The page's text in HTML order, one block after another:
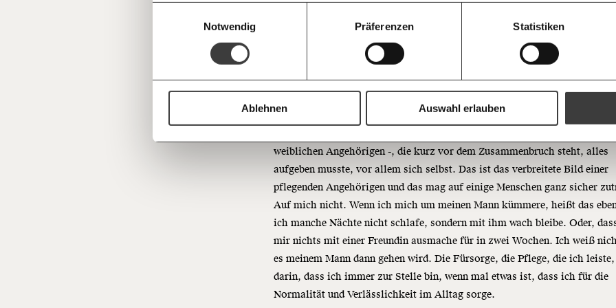
Notwendig
Präferenzen Statistiken
Ablehnen Auswahl erlauben
Die Gute
Newsletter zu erhalten. Mehr
Datenschutz.
Anmelden
100€
Ich möchte
PDF-Format,
Weiter
Bluesky
kümmern, die ich liebe. Von meinem Umfeld bekomme ich aber meistens
negative Reaktionen. Ein Bekannter hat mir gesagt, was ich tue, sei zutiefst
antifeministisch. Die einen sind mitleidig, als hätte mich jemand dazu
gezwungen. Andere meinen, das sei ja eh keine Arbeit. Für ehrenamtliche
Projekte darf die ganze verfügbare Zeit verwendet werden, nicht jedoch
Betreuung eines Angehörigen.
weiblichen Angehörigen -, die kurz vor dem Zusammenbruch steht, alles
aufgeben musste, vor allem sich selbst. Das ist das verbreitete Bild einer
pflegenden Angehörigen und das mag auf einige Menschen ganz sicher
Auf mich nicht. Wenn ich mich um meinen Mann kümmere, heißt das
ich manche Nächte nicht schlafe, sondern mit ihm wach bleibe. Oder,
mir nichts mit einer Freundin ausmache für in zwei Wochen. Ich weiß
es meinem Mann dann gehen wird. Die Fürsorge, die Pflege, die ich
darin, dass ich immer zur Stelle bin, wenn mal etwas ist, dass ich für die
Normalität und Verlässlichkeit im Alltag sorge.